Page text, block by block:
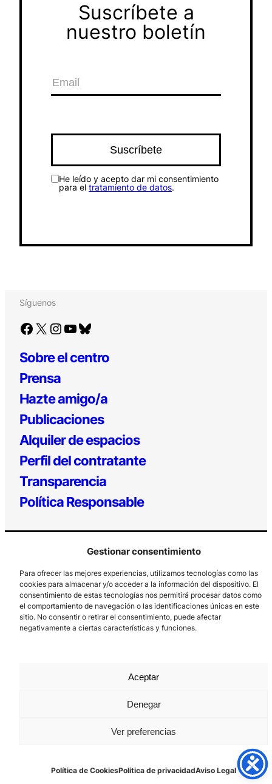
Gestionar consentimiento
Para ofrecer las mejores experiencias, utilizamos tecnologías como las
cookies para almacenar y/o acceder a la información del dispositivo. El
consentimiento de estas tecnologías nos permitirá procesar datos como
el comportamiento de navegación o las identificaciones únicas en este
sitio. No consentir o retirar el consentimiento, puede afectar
negativamente a ciertas características y funciones.
Aceptar
Denegar
Ver preferencias
Política de CookiesPolítica de privacidadAviso Legal
Suscríbete a
nuestro boletín
He leído y acepto dar mi consentimiento
para el tratamiento de datos.
Síguenos
Facebook X Instagram YouTube Bluesky
Sobre el centro
Prensa
Hazte amigo/a
Publicaciones
Alquiler de espacios
Perfil del contratante
Transparencia
Política Responsable
Los Prados, 121 – 33203 Gijón
985 185 577 – info@laboralcentrodearte.org